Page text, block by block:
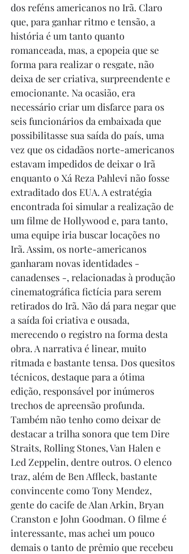
dos reféns americanos no Irã. Claro
que, para ganhar ritmo e tensão, a
história é um tanto quanto
romanceada, mas, a epopeia que se
forma para realizar o resgate, não
deixa de ser criativa, surpreendente e
emocionante. Na ocasião, era
necessário criar um disfarce para os
seis funcionários da embaixada que
possibilitasse sua saída do país, uma
vez que os cidadãos norte-americanos
estavam impedidos de deixar o Irã
enquanto o Xá Reza Pahlevi não fosse
extraditado dos EUA. A estratégia
encontrada foi simular a realização de
um filme de Hollywood e, para tanto,
uma equipe iria buscar locações no
Irã. Assim, os norte-americanos
ganharam novas identidades -
canadenses -, relacionadas à produção
cinematográfica fictícia para serem
retirados do Irã. Não dá para negar que
a saída foi criativa e ousada,
merecendo o registro na forma desta
obra. A narrativa é linear, muito
ritmada e bastante tensa. Dos quesitos
técnicos, destaque para a ótima
edição, responsável por inúmeros
trechos de apreensão profunda.
Também não tenho como deixar de
destacar a trilha sonora que tem Dire
Straits, Rolling Stones, Van Halen e
Led Zeppelin, dentre outros. O elenco
traz, além de Ben Affleck, bastante
convincente como Tony Mendez,
gente do cacife de Alan Arkin, Bryan
Cranston e John Goodman. O filme é
interessante, mas achei um pouco
demais o tanto de prêmio que recebeu